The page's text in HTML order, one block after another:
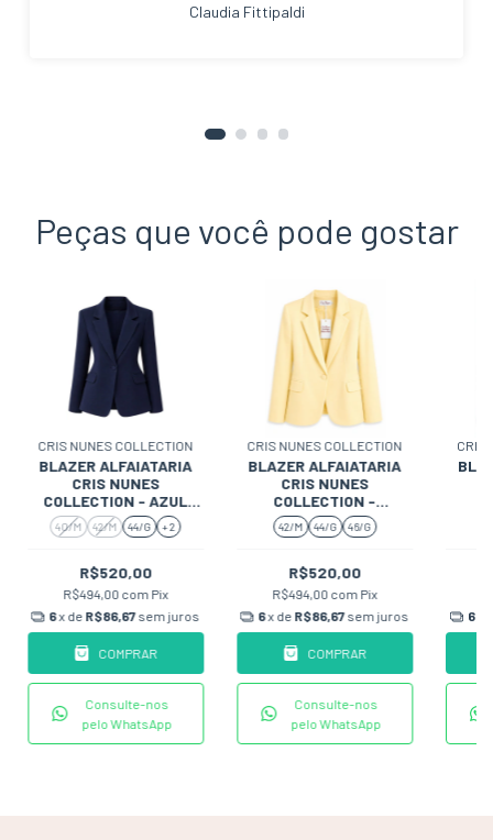
Claudia Fittipaldi
Peças que você pode gostar
CRIS NUNES COLLECTION
BLAZER ALFAIATARIA
CRIS NUNES
COLLECTION - AZUL
MARINHO
40/M 42/M 44/G + 2
R$520,00
R$494,00 com Pix
6x de R$86,67sem juros
COMPRAR
Consulte-nos
pelo WhatsApp
CRIS NUNES COLLECTION
BLAZER ALFAIATARIA
CRIS NUNES
COLLECTION -
BAUNILHA
42/M 44/G 46/G
R$520,00
R$494,00 com Pix
6x de R$86,67sem juros
COMPRAR
Consulte-nos
pelo WhatsApp
CRIS
6